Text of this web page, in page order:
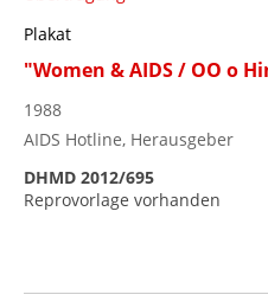
Plakat
"Women & AIDS / OO o
1988
AIDS Hotline, Herausgeber
DHMD 2012/695
Reprovorlage vorhanden